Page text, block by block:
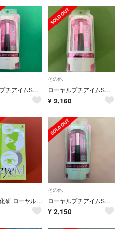
ローヤルプチアイムSプラス 6ml x
その他
ローヤルプチアイムSプラス 6ml x
¥ 2,160
ローヤル化研 ローヤルアイム 8ml u
その他
ローヤルプチアイムSプラス 6ml w
¥ 2,150